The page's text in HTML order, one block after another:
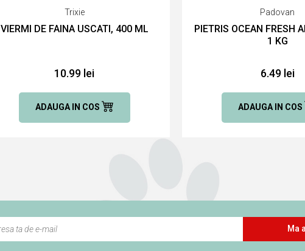
Trixie
VIERMI DE FAINA USCATI, 400 ML
10.99 lei
ADAUGA IN COS
Padovan
PIETRIS OCEAN FRESH
1 KG
6.49 lei
ADAUGA IN COS
Ma